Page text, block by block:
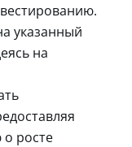
указанный
на
росте